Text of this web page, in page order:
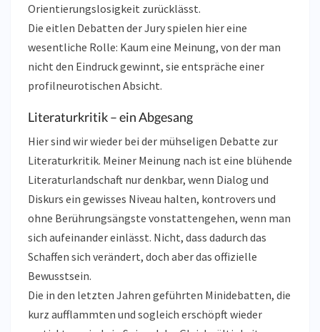
Orientierungslosigkeit zurücklässt.
Die eitlen Debatten der Jury spielen hier eine
wesentliche Rolle: Kaum eine Meinung, von der man
nicht den Eindruck gewinnt, sie entspräche einer
profilneurotischen Absicht.
Literaturkritik – ein Abgesang
Hier sind wir wieder bei der mühseligen Debatte zur
Literaturkritik. Meiner Meinung nach ist eine blühende
Literaturlandschaft nur denkbar, wenn Dialog und
Diskurs ein gewisses Niveau halten, kontrovers und
ohne Berührungsängste vonstattengehen, wenn man
sich aufeinander einlässt. Nicht, dass dadurch das
Schaffen sich verändert, doch aber das offizielle
Bewusstsein.
Die in den letzten Jahren geführten Minidebatten, die
kurz aufflammten und sogleich erschöpft wieder